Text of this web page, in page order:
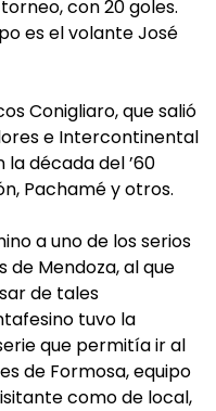
con 20 goles.
es el volante José
Conigliaro, que salió
e Intercontinental
la década del ’60
Pachamé y otros.
a uno de los serios
de Mendoza, al que
de tales
tuvo la
que permitía ir al
de Formosa, equipo
como de local,